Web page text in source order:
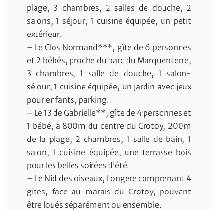
plage, 3 chambres, 2 salles de douche, 2
salons, 1 séjour, 1 cuisine équipée, un petit
extérieur.
– Le Clos Normand***, gîte de 6 personnes
et 2 bébés, proche du parc du Marquenterre,
3 chambres, 1 salle de douche, 1 salon-
séjour, 1 cuisine équipée, un jardin avec jeux
pour enfants, parking.
– Le 13 de Gabrielle**, gîte de 4 personnes et
1 bébé, à 800m du centre du Crotoy, 200m
de la plage, 2 chambres, 1 salle de bain, 1
salon, 1 cuisine équipée, une terrasse bois
pour les belles soirées d’été.
– Le Nid des oiseaux, Longère comprenant 4
gites, face au marais du Crotoy, pouvant
être loués séparément ou ensemble.